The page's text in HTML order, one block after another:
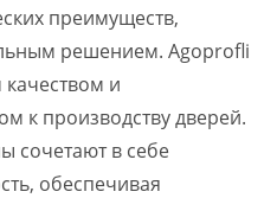
преимуществ,
решением. Agoprofli
и
к производству дверей.
сочетают в себе
обеспечивая